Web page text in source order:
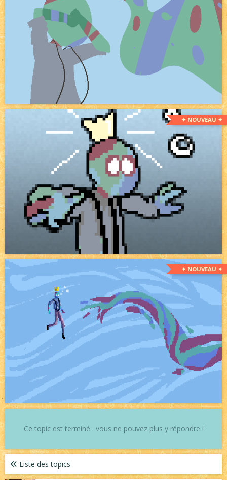
✦ NOUVEAU ✦
✦ NOUVEAU ✦
Ce topic est terminé : vous ne pouvez plus y répondre !
Liste des topics